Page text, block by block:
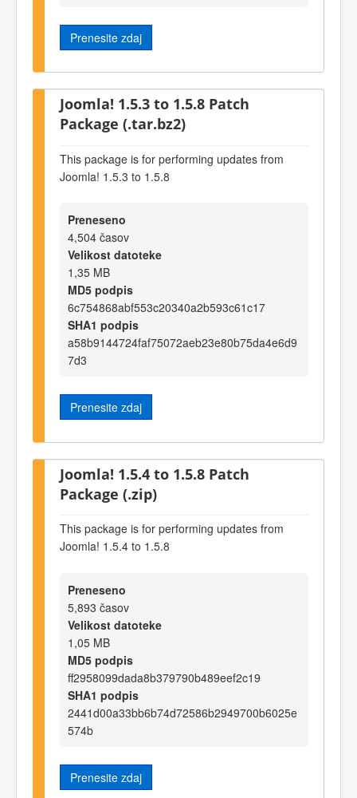
Prenesite zdaj
Joomla! 1.5.3 to 1.5.8 Patch
Package (.tar.bz2)
This package is for performing updates from
Joomla! 1.5.3 to 1.5.8
Preneseno
4,504 časov
Velikost datoteke
1,35 MB
MD5 podpis
6c754868abf553c20340a2b593c61c17
SHA1 podpis
a58b9144724faf75072aeb23e80b75da4e6d9
7d3
Prenesite zdaj
Joomla! 1.5.4 to 1.5.8 Patch
Package (.zip)
This package is for performing updates from
Joomla! 1.5.4 to 1.5.8
Preneseno
5,893 časov
Velikost datoteke
1,05 MB
MD5 podpis
ff2958099dada8b379790b489eef2c19
SHA1 podpis
2441d00a33bb6b74d72586b2949700b6025e
574b
Prenesite zdaj